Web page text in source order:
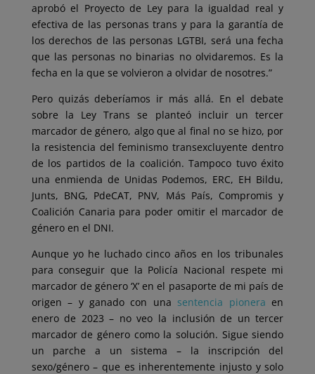
aprobó el Proyecto de Ley para la igualdad real y
efectiva de las personas trans y para la garantía de
los derechos de las personas LGTBI, será una fecha
que las personas no binarias no olvidaremos. Es la
fecha en la que se volvieron a olvidar de nosotres.”
Pero quizás deberíamos ir más allá. En el debate
sobre la Ley Trans se planteó incluir un tercer
marcador de género, algo que al final no se hizo, por
la resistencia del feminismo transexcluyente dentro
de los partidos de la coalición. Tampoco tuvo éxito
una enmienda de Unidas Podemos, ERC, EH Bildu,
Junts, BNG, PdeCAT, PNV, Más País, Compromis y
Coalición Canaria para poder omitir el marcador de
género en el DNI.
Aunque yo he luchado cinco años en los tribunales
para conseguir que la Policía Nacional respete mi
marcador de género ‘X’ en el pasaporte de mi país de
origen – y ganado con una sentencia pionera en
enero de 2023 – no veo la inclusión de un tercer
marcador de género como la solución. Sigue siendo
un parche a un sistema – la inscripción del
sexo/género – que es inherentemente injusto y solo